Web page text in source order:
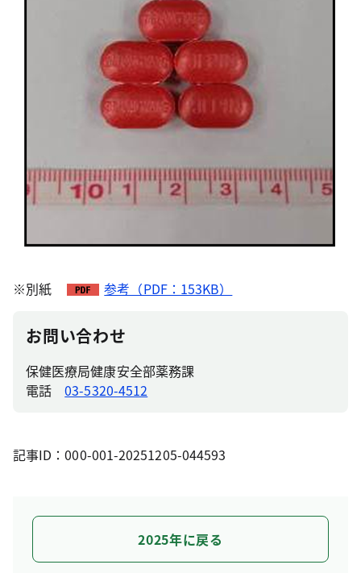
※別紙 参考（PDF：153KB）
お問い合わせ
保健医療局健康安全部薬務課
電話03-5320-4512
記事ID：000-001-20251205-044593
2025年に戻る